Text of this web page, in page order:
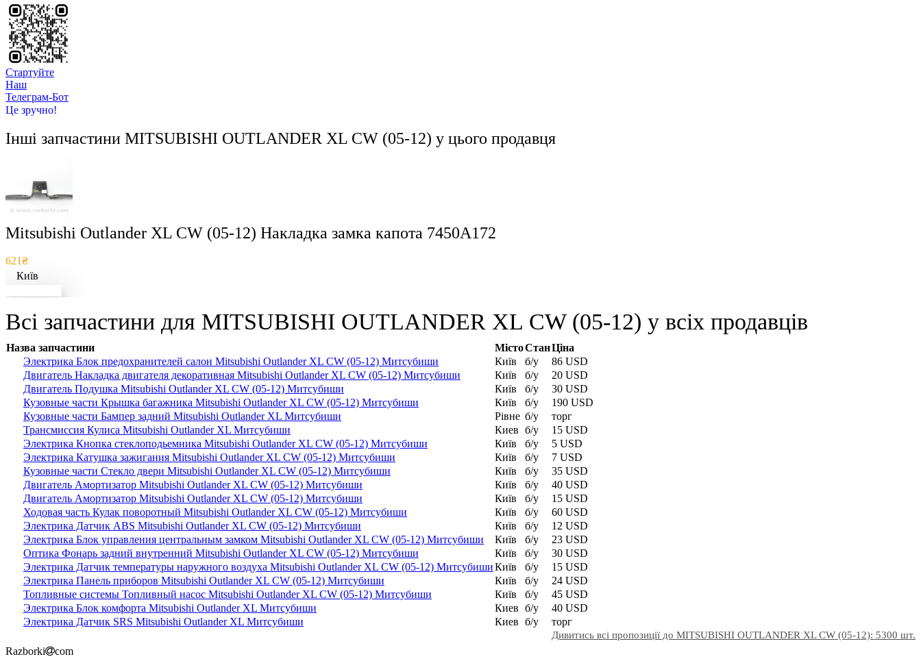
Стартуйте
Hаш
Телеграм-Бот
Це зручно!
Інші запчастини MITSUBISHI OUTLANDER XL CW (05-12) у цього продавця
Mitsubishi Outlander XL CW (05-12) Накладка замка капота 7450A172
621₴
Київ
Всі запчастини для MITSUBISHI OUTLANDER XL CW (05-12) у всіх продавців
Назва запчастини МістоСтанЦіна
Электрика Блок предохранителей салон Mitsubishi Outlander XL CW (05-12) Митсубиши
Київ б/у
86 USD
Двигатель Накладка двигателя декоративная Mitsubishi Outlander XL CW (05-12) Митсубиши
Київ б/у
20 USD
Двигатель Подушка Mitsubishi Outlander XL CW (05-12) Митсубиши
Київ б/у
30 USD
Кузовные части Крышка багажника Mitsubishi Outlander XL CW (05-12) Митсубиши
Київ б/у
190 USD
Кузовные части Бампер задний Mitsubishi Outlander XL Митсубиши
Рівне б/у
торг
Трансмиссия Кулиса Mitsubishi Outlander XL Митсубиши
Киев б/у
15 USD
Электрика Кнопка стеклоподьемника Mitsubishi Outlander XL CW (05-12) Митсубиши
Київ б/у
5 USD
Электрика Катушка зажигания Mitsubishi Outlander XL CW (05-12) Митсубиши
Київ б/у
7 USD
Кузовные части Стекло двери Mitsubishi Outlander XL CW (05-12) Митсубиши
Київ б/у
35 USD
Двигатель Амортизатор Mitsubishi Outlander XL CW (05-12) Митсубиши
Київ б/у
40 USD
Двигатель Амортизатор Mitsubishi Outlander XL CW (05-12) Митсубиши
Київ б/у
15 USD
Ходовая часть Кулак поворотный Mitsubishi Outlander XL CW (05-12) Митсубиши
Київ б/у
60 USD
Электрика Датчик ABS Mitsubishi Outlander XL CW (05-12) Митсубиши
Київ б/у
12 USD
Электрика Блок управления центральным замком Mitsubishi Outlander XL CW (05-12) Митсубиши
Київ б/у
23 USD
Оптика Фонарь задний внутренний Mitsubishi Outlander XL CW (05-12) Митсубиши
Київ б/у
30 USD
Электрика Датчик температуры наружного воздуха Mitsubishi Outlander XL CW (05-12) МитсубишиКиїв б/у
15 USD
Электрика Панель приборов Mitsubishi Outlander XL CW (05-12) Митсубиши
Київ б/у
24 USD
Топливные системы Топливный насос Mitsubishi Outlander XL CW (05-12) Митсубиши
Київ б/у
45 USD
Электрика Блок комфорта Mitsubishi Outlander XL Митсубиши
Киев б/у
40 USD
Электрика Датчик SRS Mitsubishi Outlander XL Митсубиши
Киев б/у торг
Дивитись всі пропозиції до MITSUBISHI OUTLANDER XL CW (05-12): 5300 шт.
Razborki com